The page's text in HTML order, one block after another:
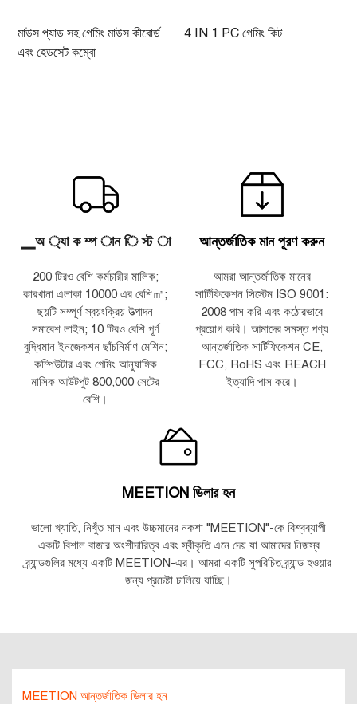
মাউস প্যাড সহ গেমিং মাউস কীবোর্ড
এবং হেডসেট কম্বো
4 IN 1 PC গেমিং কিট
▁অ ্যা ক ম্প ান ি স্ট া
200 টিরও বেশি কর্মচারীর মালিক;
কারখানা এলাকা 10000 এর বেশি㎡;
ছয়টি সম্পূর্ণ স্বয়ংক্রিয় উত্পাদন
সমাবেশ লাইন; 10 টিরও বেশি পূর্ণ
বুদ্ধিমান ইনজেকশন ছাঁচনির্মাণ মেশিন;
কম্পিউটার এবং গেমিং আনুষাঙ্গিক
মাসিক আউটপুট 800,000 সেটের
বেশি।
আন্তর্জাতিক মান পূরণ করুন
আমরা আন্তর্জাতিক মানের
সার্টিফিকেশন সিস্টেম ISO 9001:
2008 পাস করি এবং কঠোরভাবে
প্রয়োগ করি। আমাদের সমস্ত পণ্য
আন্তর্জাতিক সার্টিফিকেশন CE,
FCC, RoHS এবং REACH
ইত্যাদি পাস করে।
MEETION ডিলার হন
ভালো খ্যাতি, নিখুঁত মান এবং উচ্চমানের নকশা "MEETION"-কে বিশ্বব্যাপী
একটি বিশাল বাজার অংশীদারিত্ব এবং স্বীকৃতি এনে দেয় যা আমাদের নিজস্ব
ব্র্যান্ডগুলির মধ্যে একটি MEETION-এর। আমরা একটি সুপরিচিত ব্র্যান্ড হওয়ার
জন্য প্রচেষ্টা চালিয়ে যাচ্ছি।
MEETION আন্তর্জাতিক ডিলার হন